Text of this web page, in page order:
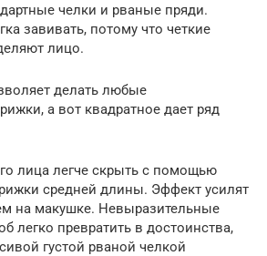
челки и рваные пряди.
завивать, потому что четкие
лицо.
делать любые
а вот квадратное дает ряд
лица легче скрыть с помощью
средней длины. Эффект усилят
на макушке. Невыразительные
легко превратить в достоинства,
густой рваной челкой